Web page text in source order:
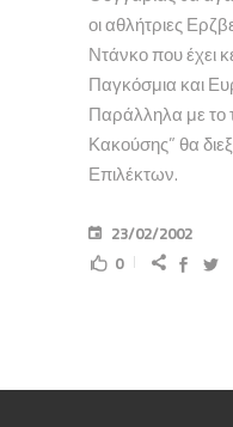
οι αθλήτριες
Ντάνκο που έχει
Παγκόσμια και
Παράλληλα με το
Κακούσης” θα
Επιλέκτων.
23/02/2002
0